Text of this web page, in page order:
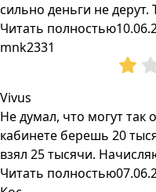
сильно деньги не дерут.
Читать полностью
mnk2331
Vivus
Не думал, что могут так
кабинете берешь 20
взял 25 тысячи.
Читать полностью